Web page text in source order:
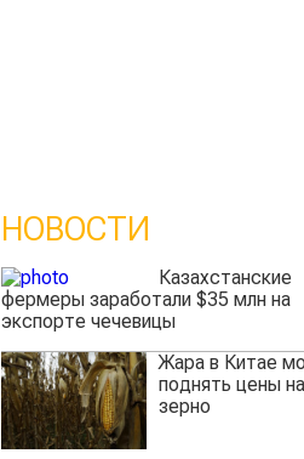
НОВОСТИ
Казахстанские
фермеры заработали $35 млн на
экспорте чечевицы
Жара в Китае
поднять цены на
зерно